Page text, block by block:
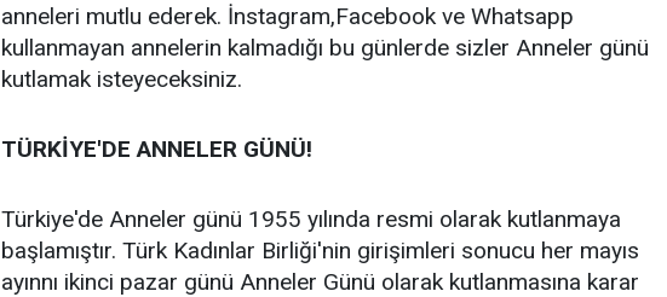
anneleri mutlu ederek. İnstagram,Facebook ve Whatsapp
kullanmayan annelerin kalmadığı bu günlerde sizler Anneler günü
kutlamak isteyeceksiniz.
TÜRKİYE'DE ANNELER GÜNÜ!
Türkiye'de Anneler günü 1955 yılında resmi olarak kutlanmaya
başlamıştır. Türk Kadınlar Birliği'nin girişimleri sonucu her mayıs
ayınnı ikinci pazar günü Anneler Günü olarak kutlanmasına karar